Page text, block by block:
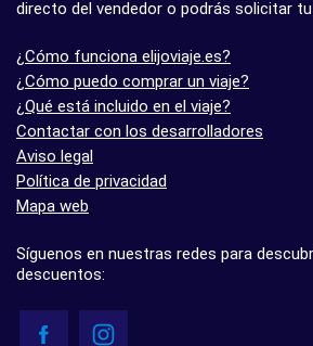
directo del vendedor o podrás solicitar tu
¿Cómo funciona elijoviaje.es?
¿Cómo puedo comprar un viaje?
¿Qué está incluido en el viaje?
Contactar con los desarrolladores
Aviso legal
Política de privacidad
Mapa web
Síguenos en nuestras redes para
descuentos: